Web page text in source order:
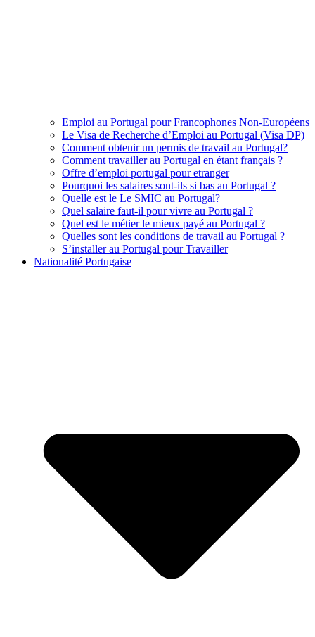
Emploi au Portugal pour Francophones Non-Européens
Le Visa de Recherche d’Emploi au Portugal (Visa DP)
Comment obtenir un permis de travail au Portugal?
Comment travailler au Portugal en étant français ?
Offre d’emploi portugal pour etranger
Pourquoi les salaires sont-ils si bas au Portugal ?
Quelle est le Le SMIC au Portugal?
Quel salaire faut-il pour vivre au Portugal ?
Quel est le métier le mieux payé au Portugal ?
Quelles sont les conditions de travail au Portugal ?
S’installer au Portugal pour Travailler
Nationalité Portugaise